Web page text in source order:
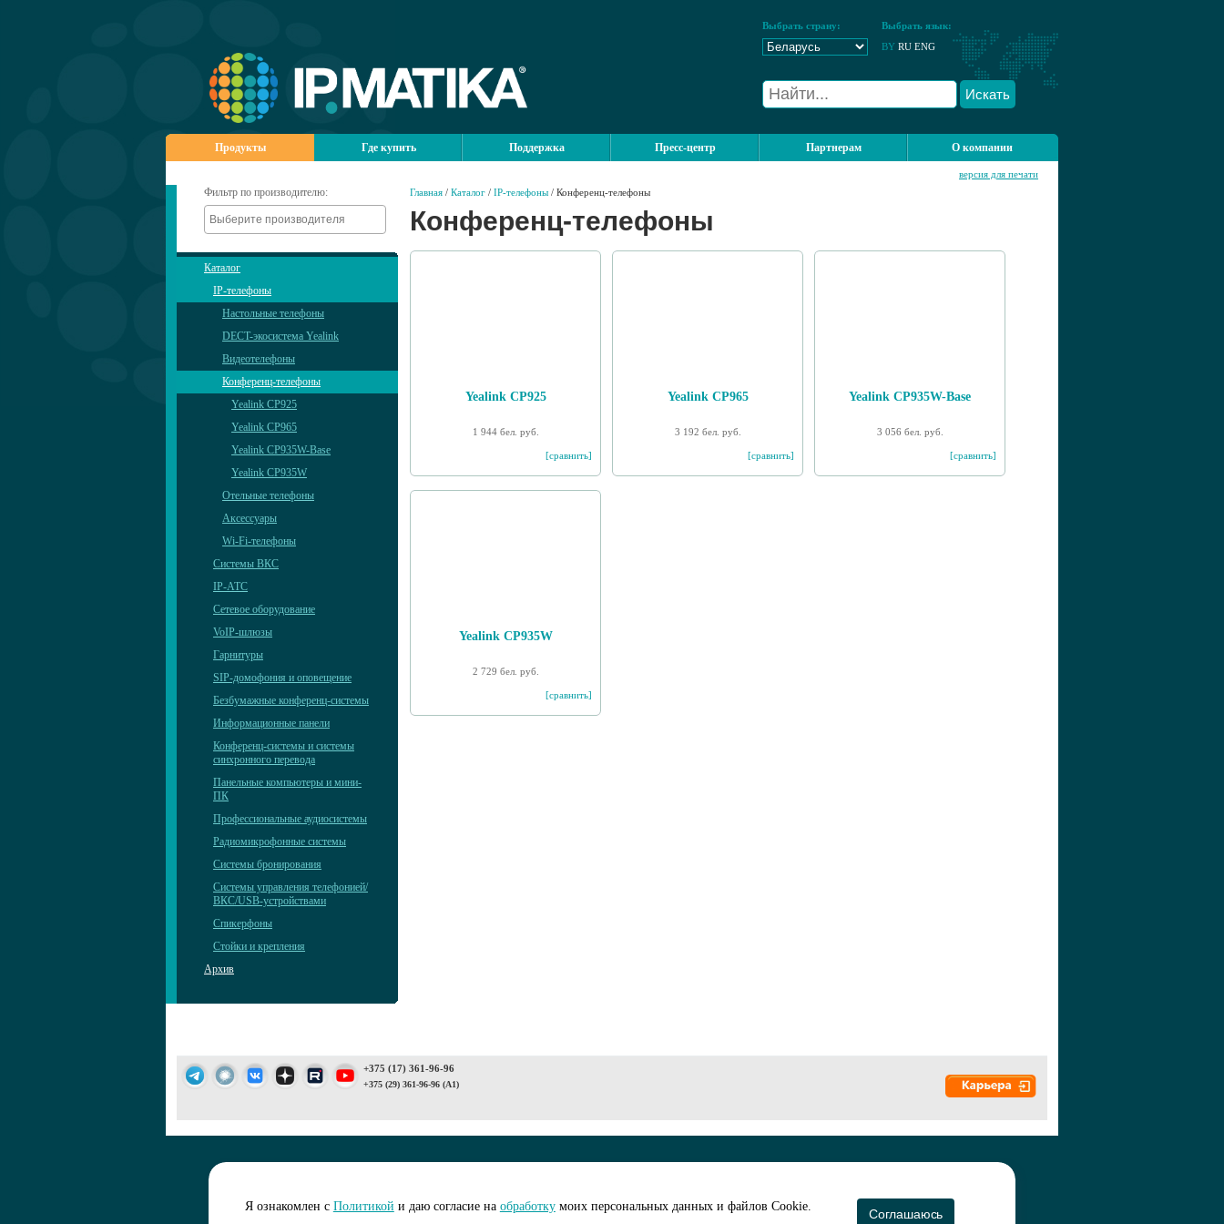
Выбрать страну:
Выбрать язык:
BY RU ENG
Искать
Продукты Где купить Поддержка Пресс-центр Партнерам О компании
Фильтр по производителю:
Каталог
IP-телефоны
Настольные телефоны
DECT-экосистема Yealink
Видеотелефоны
Конференц-телефоны
Yealink CP925
Yealink CP965
Yealink CP935W-Base
Yealink CP935W
Отельные телефоны
Аксессуары
Wi-Fi-телефоны
Системы ВКС
IP-АТС
Сетевое оборудование
VoIP-шлюзы
Гарнитуры
SIP-домофония и оповещение
Безбумажные конференц-системы
Информационные панели
Конференц-системы и системы
синхронного перевода
Панельные компьютеры и мини-
ПК
Профессиональные аудиосистемы
Радиомикрофонные системы
Системы бронирования
Системы управления телефонией/
ВКС/USB-устройствами
Спикерфоны
Стойки и крепления
Архив
Главная / Каталог / IP-телефоны / Конференц-телефоны
версия для печати
Конференц-телефоны
Yealink CP925
1 944 бел. руб.
[сравнить]
Yealink CP965
3 192 бел. руб.
[сравнить]
Yealink CP935W-Base
3 056 бел. руб.
[сравнить]
Yealink CP935W
2 729 бел. руб.
[сравнить]
+375 (17) 361-96-96
+375 (29) 361-96-96 (A1)
Создание сайта -
Я ознакомлен с Политикой и даю согласие на обработкумоих персональных данных и файлов Cookie.
Соглашаюсь